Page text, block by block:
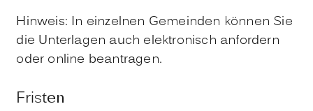
Hinweis: In einzelnen Gemeinden können Sie
die Unterlagen auch elektronisch anfordern
oder online beantragen.
Fristen